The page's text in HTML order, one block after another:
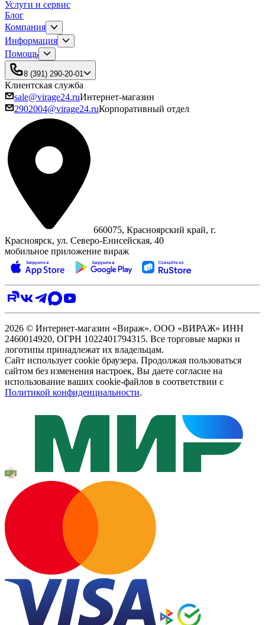
Услуги и сервис
Блог
Компания
Информация
Помощь
8 (391) 290-20-01
Клиентская служба
sale@virage24.ruИнтернет-магазин
2902004@virage24.ruКорпоративный отдел
660075, Красноярский край, г.
Красноярск, ул. Северо‑Енисейская, 40
мобильное приложение вираж
2026 © Интернет-магазин «Вираж». ООО «ВИРАЖ» ИНН
2460014920, ОГРН 1022401794315. Все торговые марки и
логотипы принадлежат их владельцам.
Сайт использует cookie браузера. Продолжая пользоваться
сайтом без изменения настроек, Вы даете согласие на
использование ваших cookie-файлов в соответствии с
Политикой конфиденциальности.